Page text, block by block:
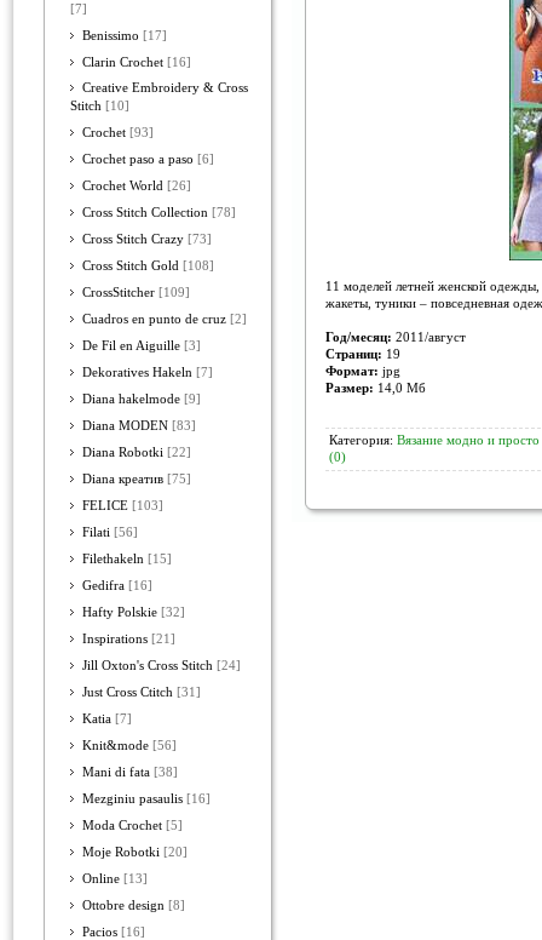
[7]
Benissimo [17]
Clarin Crochet [16]
Creative Embroidery & Cross
Stitch [10]
Crochet [93]
Crochet paso a paso [6]
Crochet World [26]
Cross Stitch Collection [78]
Cross Stitch Crazy [73]
Cross Stitch Gold [108]
CrossStitcher [109]
Cuadros en punto de cruz [2]
De Fil en Aiguille [3]
Dekoratives Hakeln [7]
Diana hakelmode [9]
Diana MODEN [83]
Diana Robotki [22]
Diana креатив [75]
FELICE [103]
Filati [56]
Filethakeln [15]
Gedifra [16]
Hafty Polskie [32]
Inspirations [21]
Jill Oxton's Cross Stitch [24]
Just Cross Ctitch [31]
Katia [7]
Knit&mode [56]
Mani di fata [38]
Mezginiu pasaulis [16]
Moda Crochet [5]
Moje Robotki [20]
Online [13]
Ottobre design [8]
Pacios [16]
11 моделей летней женской
жакеты, туники – повседневная
Год/месяц: 2011/август
Страниц: 19
Формат: jpg
Размер: 14,0 Мб
Категория: Вязание модно и просто
(0)